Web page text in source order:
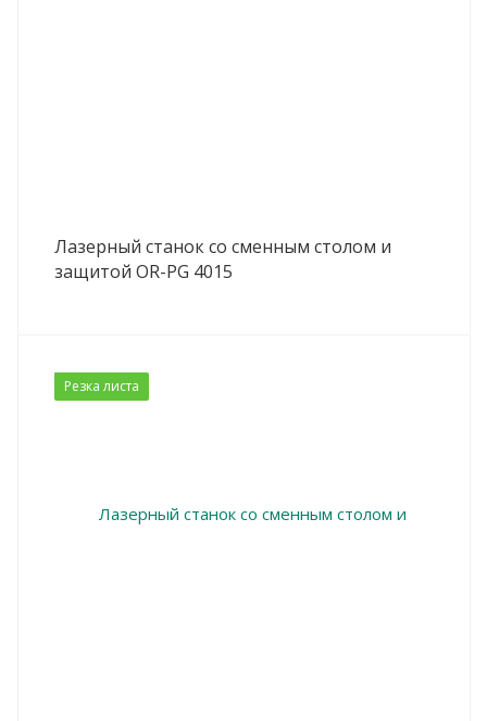
Лазерный станок со сменным столом и
защитой OR-PG 4015
Резка листа